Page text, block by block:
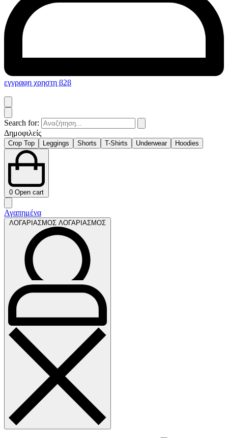
εγγραφη χρηστη β2β
Search for:
Δημοφιλείς
Crop Top Leggings Shorts T-Shirts Underwear Hoodies
0 Open cart
Αγαπημένα
ΛΟΓΑΡΙΑΣΜΟΣ ΛΟΓΑΡΙΑΣΜΟΣ